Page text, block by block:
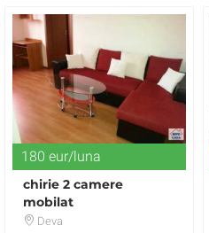
180 eur/luna
chirie 2 camere
mobilat
Deva